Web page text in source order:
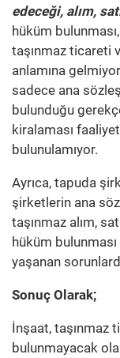
edeceği, alım,
hüküm
taşınmaz ticareti
anlamına
sadece ana
bulunduğu
kiralaması
bulunulamıyor.
Ayrıca, tapuda
şirketlerin ana
taşınmaz alım,
hüküm
yaşanan
Sonuç Olarak;
İnşaat, taşınmaz
bulunmayacak